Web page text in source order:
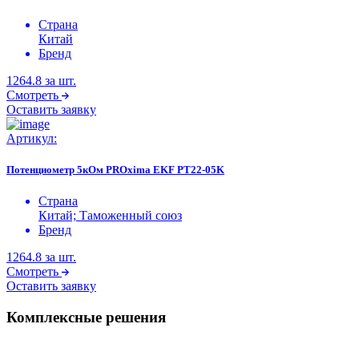
Страна
Китай
Бренд
1264.8 за шт.
Смотреть
Оставить заявку
Артикул:
Потенциометр 5кОм PROxima EKF PT22-05K
Страна
Китай; Таможенный союз
Бренд
1264.8 за шт.
Смотреть
Оставить заявку
Комплексные решения